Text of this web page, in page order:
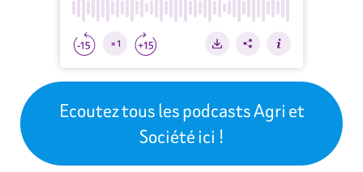
Ecoutez tous les podcasts Agri et
Société ici !